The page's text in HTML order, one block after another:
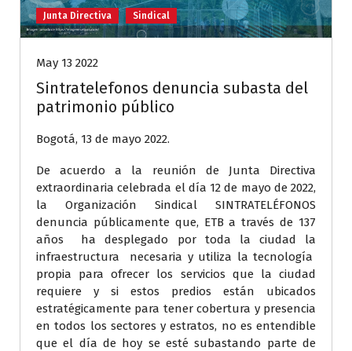
Junta Directiva Sindical
May 13 2022
Sintratelefonos denuncia subasta del
patrimonio público
Bogotá, 13 de mayo 2022.
De acuerdo a la reunión de Junta Directiva
extraordinaria celebrada el día 12 de mayo de 2022,
la Organización Sindical SINTRATELÉFONOS
denuncia públicamente que, ETB a través de 137
años ha desplegado por toda la ciudad la
infraestructura necesaria y utiliza la tecnología
propia para ofrecer los servicios que la ciudad
requiere y si estos predios están ubicados
estratégicamente para tener cobertura y presencia
en todos los sectores y estratos, no es entendible
que el día de hoy se esté subastando parte de